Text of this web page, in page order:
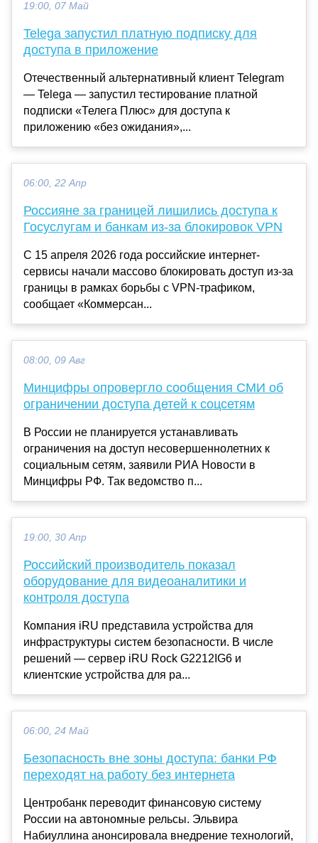
19:00, 07 Май
Telega запустил платную подписку для
доступа в приложение
Отечественный альтернативный клиент Telegram
— Telega — запустил тестирование платной
подписки «Телега Плюс» для доступа к
приложению «без ожидания»,...
06:00, 22 Апр
Россияне за границей лишились доступа к
Госуслугам и банкам из-за блокировок VPN
С 15 апреля 2026 года российские интернет-
сервисы начали массово блокировать доступ из-за
границы в рамках борьбы с VPN-трафиком,
сообщает «Коммерсан...
08:00, 09 Авг
Минцифры опровергло сообщения СМИ об
ограничении доступа детей к соцсетям
В России не планируется устанавливать
ограничения на доступ несовершеннолетних к
социальным сетям, заявили РИА Новости в
Минцифры РФ. Так ведомство п...
19:00, 30 Апр
Российский производитель показал
оборудование для видеоаналитики и
контроля доступа
Компания iRU представила устройства для
инфраструктуры систем безопасности. В числе
решений — сервер iRU Rock G2212IG6 и
клиентские устройства для ра...
06:00, 24 Май
Безопасность вне зоны доступа: банки РФ
переходят на работу без интернета
Центробанк переводит финансовую систему
России на автономные рельсы. Эльвира
Набиуллина анонсировала внедрение технологий,